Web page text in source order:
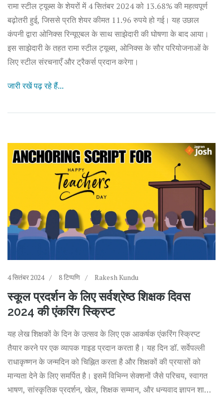
रामा स्टील ट्यूब्स के शेयरों में 4 सितंबर 2024 को 13.68% की महत्वपूर्ण
बढ़ोतरी हुई, जिससे प्रति शेयर कीमत 11.96 रुपये हो गई। यह उछाल
कंपनी द्वारा ओनिक्स रिन्यूएबल के साथ साझेदारी की घोषणा के बाद आया।
इस साझेदारी के तहत रामा स्टील ट्यूब्स, ओनिक्स के सौर परियोजनाओं के
लिए स्टील संरचनाएँ और ट्रैकर्स प्रदान करेगा।
जारी रखें पढ़ रहे हैं...
4 सितंबर 2024 8 टिप्पणि Rakesh Kundu
स्कूल प्रदर्शन के लिए सर्वश्रेष्ठ शिक्षक दिवस
2024 की एंकरिंग स्क्रिप्ट
यह लेख शिक्षकों के दिन के उत्सव के लिए एक आकर्षक एंकरिंग स्क्रिप्ट
तैयार करने पर एक व्यापक गाइड प्रदान करता है। यह दिन डॉ. सर्वेपल्ली
राधाकृष्णन के जन्मदिन को चिह्नित करता है और शिक्षकों की प्रयासों को
मान्यता देने के लिए समर्पित है। इसमें विभिन्न सेक्शनों जैसे परिचय, स्वागत
भाषण, सांस्कृतिक प्रदर्शन, खेल, शिक्षक सम्मान, और धन्यवाद ज्ञापन शामिल